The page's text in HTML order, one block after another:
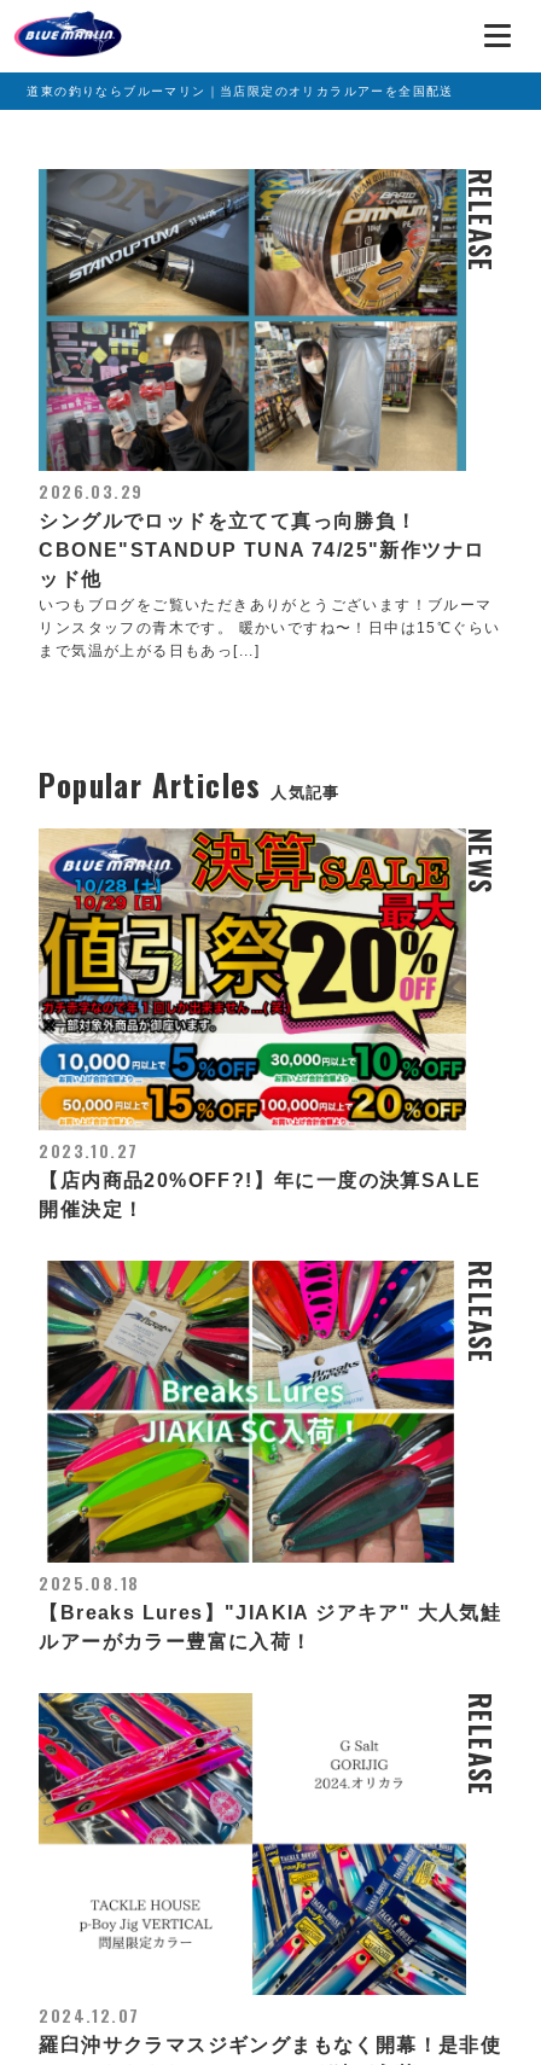
道東の釣りならブルーマリン｜当店限定のオリカラルアーを全国配送
RELEASE
2026.03.29
シングルでロッドを立てて真っ向勝負！
CBONE"STANDUP TUNA 74/25"新作ツナロ
ッド他
いつもブログをご覧いただきありがとうございます！ブルーマ
リンスタッフの青木です。 暖かいですね〜！日中は15℃ぐらい
まで気温が上がる日もあっ[...]
Popular Articles 人気記事
NEWS
2023.10.27
【店内商品20%OFF?!】年に一度の決算SALE
開催決定！
RELEASE
2025.08.18
【Breaks Lures】"JIAKIA ジアキア" 大人気鮭
ルアーがカラー豊富に入荷！
RELEASE
2024.12.07
羅臼沖サクラマスジギングまもなく開幕！是非使